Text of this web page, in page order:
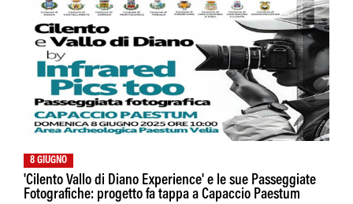
8 GIUGNO
'Cilento Vallo di Diano Experience' e le sue Passeggiate
Fotografiche: progetto fa tappa a Capaccio Paestum